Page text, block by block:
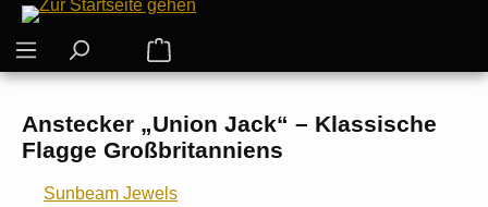
Zum Hauptinhalt springen
Warenkorb enthält 0 Positionen. Der
Anstecker „Union Jack“ – Klassische
Flagge Großbritanniens
Sunbeam Jewels